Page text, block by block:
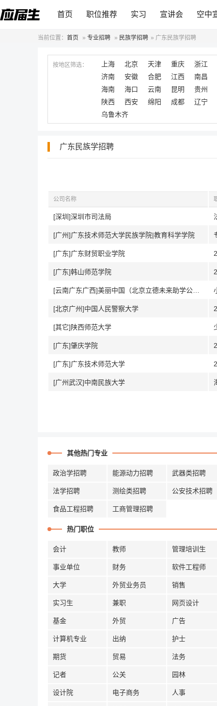
首页 职位推荐 实习 宣讲会 空中
当前位置： 首页 » 专业招聘 » 民族学招聘 » 广东民族学招聘
按地区筛选： 上海 北京 天津 重庆
浙江
济南
安徽 合肥 江西
南昌
海南
海口 云南 昆明
贵州
陕西
西安 绵阳 成都
辽宁
乌鲁木齐
广东民族学招聘
公司名称
[深圳]深圳市司法局
[广州]广东技术师范大学民族学院|教育科学学院
[广东]广东财贸职业学院
[广东]韩山师范学院
[北京广州]中国人民警察大学
[其它]陕西师范大学
[广东]肇庆学院
[广东]广东技术师范大学
[广州武汉]中南民族大学
其他热门专业
政治学招聘 能源动力招聘 武器类招聘
法学招聘 测绘类招聘 公安技术招聘
食品工程招聘 工商管理招聘
热门职位
会计 教师 管理培训生
事业单位 财务 软件工程师
大学 外贸业务员 销售
实习生 兼职 网页设计
基金 外贸 广告
计算机专业 出纳 护士
期货 贸易 法务
记者 公关 园林
设计院 电子商务 人事